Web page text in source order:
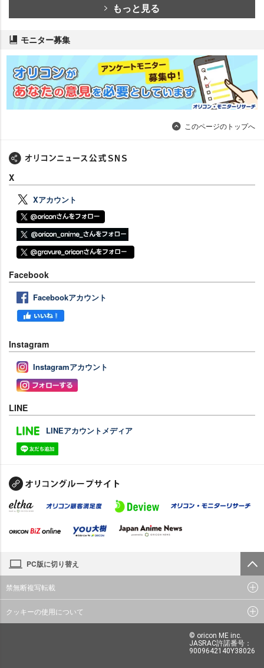
もっと見る
モニター募集
このページのトップへ
X
Xアカウント
Facebook
Facebookアカウント
Instagram
Instagramアカウント
LINE
LINEアカウントメディア
PC版に切り替え
禁無断複写転載
クッキーの使用について
© oricon ME inc.
JASRAC許諾番号：
9009642140Y38026